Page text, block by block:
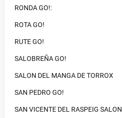
RONDA GO!:
ROTA GO!
RUTE GO!
SALOBREÑA GO!
SALON DEL MANGA DE TORROX
SAN PEDRO GO!
SAN VICENTE DEL RASPEIG